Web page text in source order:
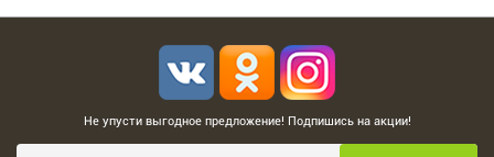
Не упусти выгодное предложение! Подпишись на акции!